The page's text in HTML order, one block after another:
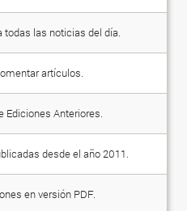
las noticias del día.
artículos.
Ediciones Anteriores.
desde el año 2011.
en versión PDF.